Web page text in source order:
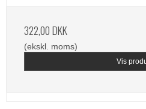
322,00 DKK
(ekskl. moms)
Vis